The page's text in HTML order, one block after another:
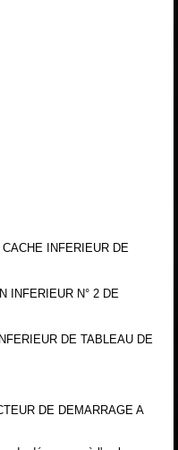
INFERIEUR DE
INFERIEUR N° 2 DE
DE TABLEAU DE
DE DEMARRAGE A